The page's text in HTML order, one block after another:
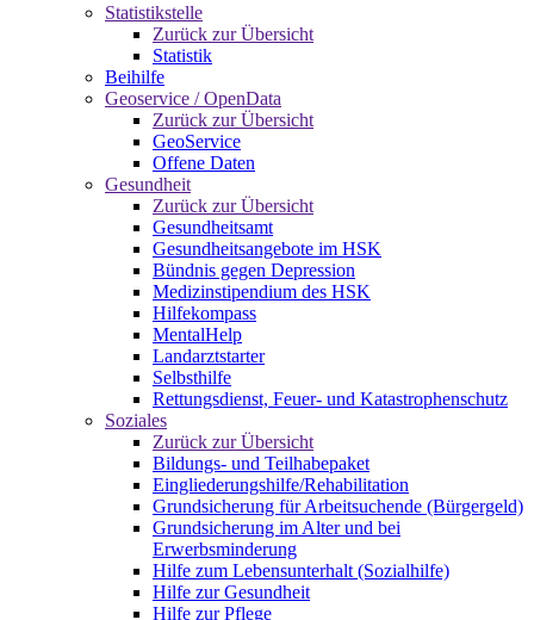
Statistikstelle
Zurück zur Übersicht
Statistik
Beihilfe
Geoservice / OpenData
Zurück zur Übersicht
GeoService
Offene Daten
Gesundheit
Zurück zur Übersicht
Gesundheitsamt
Gesundheitsangebote im HSK
Bündnis gegen Depression
Medizinstipendium des HSK
Hilfekompass
MentalHelp
Landarztstarter
Selbsthilfe
Rettungsdienst, Feuer- und Katastrophenschutz
Soziales
Zurück zur Übersicht
Bildungs- und Teilhabepaket
Eingliederungshilfe/Rehabilitation
Grundsicherung für Arbeitsuchende (Bürgergeld)
Grundsicherung im Alter und bei
Erwerbsminderung
Hilfe zum Lebensunterhalt (Sozialhilfe)
Hilfe zur Gesundheit
Hilfe zur Pflege